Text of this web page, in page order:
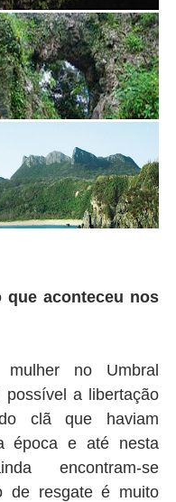
que aconteceu nos
no Umbral
a libertação
clã que haviam
época e até nesta
encontram-se
de resgate é muito